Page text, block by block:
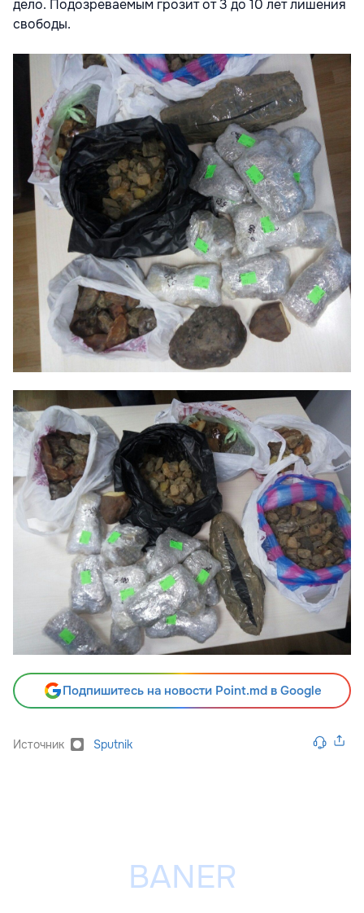
дело. Подозреваемым грозит от 3 до 10 лет лишения
свободы.
Подпишитесь на новости Point.md в Google
Источник Sputnik